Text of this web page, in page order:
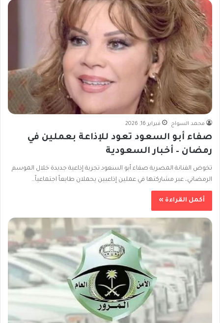
محمد السواح فبراير 16, 2026
صفاء أبو السعود تعود للإذاعة بعملين في
رمضان – أخبار السعودية
تخوض الفنانة المصرية صفاء أبو السعود تجربة إذاعية جديدة خلال الموسم
الرمضاني، عبر مشاركتها في عملين إذاعيين يحملان طابعاً اجتماعياً…
أكمل القراءة »